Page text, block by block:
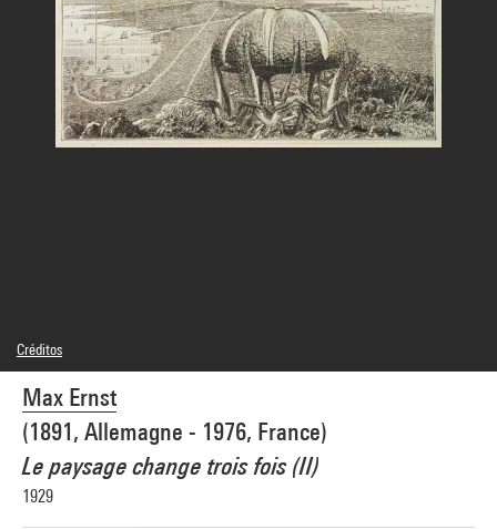
Max Ernst
(1891, Allemagne - 1976, France)
Le paysage change trois fois (II)
1929
Créditos
© Adagp, Paris
Créditos fotográficos : Centre Pompidou, MNAM-CCI/Jacques Faujour/Dist.
GrandPalaisRmn
Referencia de la imagen : 4R12234 [1999 CX 0041]
Difusión de la imagen :GrandPalaisRmnPhoto